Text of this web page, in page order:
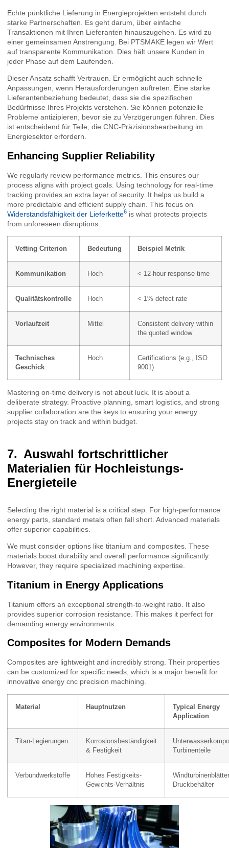
Echte pünktliche Lieferung in Energieprojekten entsteht durch
starke Partnerschaften. Es geht darum, über einfache
Transaktionen mit Ihren Lieferanten hinauszugehen. Es wird zu
einer gemeinsamen Anstrengung. Bei PTSMAKE legen wir Wert
auf transparente Kommunikation. Dies hält unsere Kunden in
jeder Phase auf dem Laufenden.
Dieser Ansatz schafft Vertrauen. Er ermöglicht auch schnelle
Anpassungen, wenn Herausforderungen auftreten. Eine starke
Lieferantenbeziehung bedeutet, dass sie die spezifischen
Bedürfnisse Ihres Projekts verstehen. Sie können potenzielle
Probleme antizipieren, bevor sie zu Verzögerungen führen. Dies
ist entscheidend für Teile, die CNC-Präzisionsbearbeitung im
Energiesektor erfordern.
Enhancing Supplier Reliability
We regularly review performance metrics. This ensures our
process aligns with project goals. Using technology for real-time
tracking provides an extra layer of security. It helps us build a
more predictable and efficient supply chain. This focus on
Widerstandsfähigkeit der Lieferkette6 is what protects projects
from unforeseen disruptions.
Vetting Criterion Bedeutung Beispiel Metrik
Kommunikation Hoch < 12-hour response time
Qualitätskontrolle Hoch < 1% defect rate
Vorlaufzeit Mittel
Consistent delivery within
the quoted window
Technisches
Geschick
Hoch
Certifications (e.g., ISO
9001)
Mastering on-time delivery is not about luck. It is about a
deliberate strategy. Proactive planning, smart logistics, and strong
supplier collaboration are the keys to ensuring your energy
projects stay on track and within budget.
Auswahl fortschrittlicher
Materialien für Hochleistungs-
Energieteile
Selecting the right material is a critical step. For high-performance
energy parts, standard metals often fall short. Advanced materials
offer superior capabilities.
We must consider options like titanium and composites. These
materials boost durability and overall performance significantly.
However, they require specialized machining expertise.
Titanium in Energy Applications
Titanium offers an exceptional strength-to-weight ratio. It also
provides superior corrosion resistance. This makes it perfect for
demanding energy environments.
Composites for Modern Demands
Composites are lightweight and incredibly strong. Their properties
can be customized for specific needs, which is a major benefit for
innovative energy cnc precision machining.
Material Hauptnutzen
Typical Energy
Application
Titan-Legierungen
Korrosionsbeständigkeit
& Festigkeit
Turbinenteile
Verbundwerkstoffe
Hohes Festigkeits-
Gewichts-Verhältnis
Druckbehälter